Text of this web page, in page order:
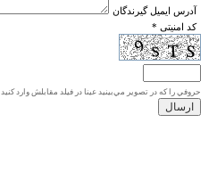
* آدرس ايميل گيرندگان
* کد امنیتی
حروفي را كه در تصوير مي‌بينيد عينا در فيلد مقابلش وارد كنيد